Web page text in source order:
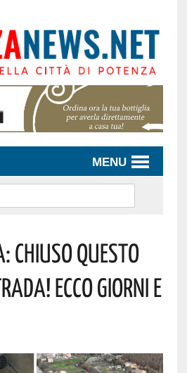
MENU
Chiuso Questo
Ecco Giorni E